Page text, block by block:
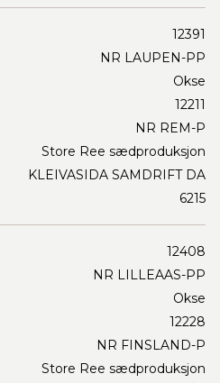
12391
NR LAUPEN-PP
Okse
12211
NR REM-P
Store Ree sædproduksjon
KLEIVASIDA SAMDRIFT DA
6215
12408
NR LILLEAAS-PP
Okse
12228
NR FINSLAND-P
Store Ree sædproduksjon